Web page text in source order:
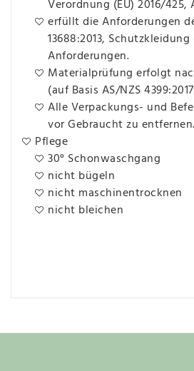
Verordnung (EU) 2016/425,
erfüllt die Anforderungen
13688:2013,
Anforderungen.
Materialprüfung erfolgt
(auf Basis AS/NZS
Alle Verpackungs- und
vor Gebraucht zu entfernen.
Pflege
30° Schonwaschgang
nicht bügeln
nicht maschinentrocknen
nicht bleichen